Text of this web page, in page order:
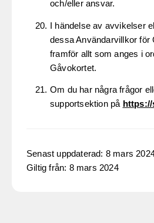
och/eller ansvar.
I händelse av avvikelser
dessa Användarvillkor för
framför allt som anges i
Gåvokortet.
Om du har några frågor
supportsektion på
Senast uppdaterad: 8 mars
Giltig från: 8 mars 2024